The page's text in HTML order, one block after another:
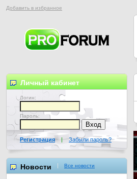
Добавить в избранное
Личный кабинет
Логин:
Пароль:
Регистрация | Забыли пароль?
Новости Все новости